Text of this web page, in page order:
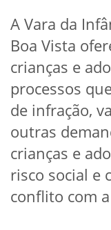
A Vara da
Boa Vista
crianças e
processos
de infração,
outras
crianças e
risco social e
conflito com